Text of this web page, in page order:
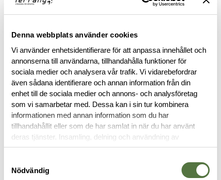
Denna webbplats använder cookies
Vi använder enhetsidentifierare för att anpassa innehållet och
annonserna till användarna, tillhandahålla funktioner för
sociala medier och analysera vår trafik. Vi vidarebefordrar
även sådana identifierare och annan information från din
enhet till de sociala medier och annons- och analysföretag
som vi samarbetar med. Dessa kan i sin tur kombinera
informationen med annan information som du har
tillhandahållit eller som de har samlat in när du har använt
deras tjänster. Insamling, delning och användning av
personuppgifter kan användas för personalisering av
Nödvändig
BESKRIVNING
RECENSIONER
OM VARUMÄRKET